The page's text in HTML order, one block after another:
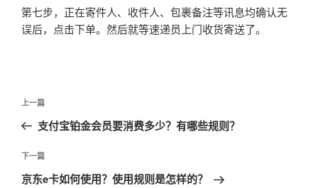
第七步，正在寄件人、收件人、包裹备注等讯息均确认无
误后，点击下单。然后就等速递员上门收货寄送了。
文
导
航
上
一
文
章
上一篇
支付宝铂金会员要消费多少？有哪些规则？
下
一
下一篇
京东e卡如何使用？使用规则是怎样的？